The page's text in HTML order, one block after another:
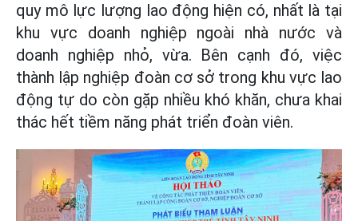
quy mô lực lượng lao động hiện có, nhất là tại
khu vực doanh nghiệp ngoài nhà nước và
doanh nghiệp nhỏ, vừa. Bên cạnh đó, việc
thành lập nghiệp đoàn cơ sở trong khu vực lao
động tự do còn gặp nhiều khó khăn, chưa khai
thác hết tiềm năng phát triển đoàn viên.